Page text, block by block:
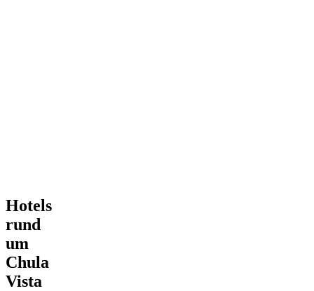
Hotels
rund
um
Chula
Vista